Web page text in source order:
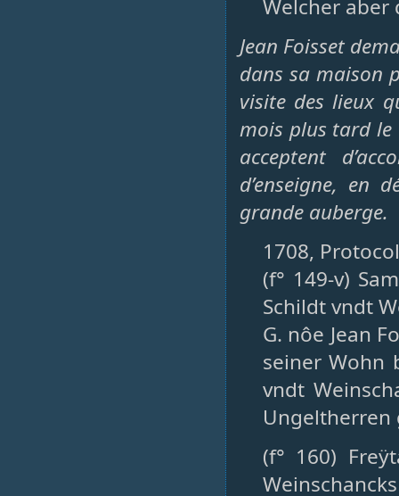
Welcher
Jean Foisset
dans sa maison
visite des lieux
mois plus tard le
acceptent
d’enseigne, en
grande auberge.
1708,
(f° 149-v)
Schildt vndt
G. nôe Jean
seiner Wohn
vndt
Ungeltherren
(f° 160)
Weinschancks